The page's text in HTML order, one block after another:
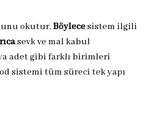
okutur.Böylecesistem ilgili
sevk ve mal kabul
adet gibi farklı birimleri
sistemi tüm süreci tek yapı